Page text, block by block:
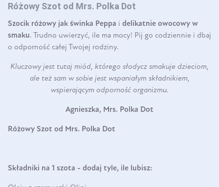
Różowy Szot od Mrs. Polka Dot
Szocik różowy jak świnka Peppa i delikatnie owocowy w
smaku. Trudno uwierzyć, ile ma mocy! Pij go codziennie i dbaj
o odporność całej Twojej rodziny.
Kluczowy jest tutaj miód, którego słodycz smakuje dzieciom,
ale też sam w sobie jest wspaniałym składnikiem,
wspierającym odporność organizmu.
Agnieszka, Mrs. Polka Dot
Różowy Szot od Mrs. Polka Dot
Składniki na 1 szota - dodaj tyle, ile lubisz: